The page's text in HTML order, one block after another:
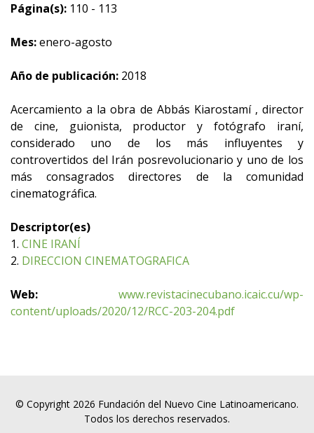
Página(s): 110 - 113
Mes:enero-agosto
Año de publicación: 2018
Acercamiento a la obra de Abbás Kiarostamí , director
de cine, guionista, productor y fotógrafo iraní,
considerado uno de los más influyentes y
controvertidos del Irán posrevolucionario y uno de los
más consagrados directores de la comunidad
cinematográfica.
Descriptor(es)
1. CINE IRANÍ
2. DIRECCION CINEMATOGRAFICA
Web:
www.revistacinecubano.icaic.cu/wp-
content/uploads/2020/12/RCC-203-204.pdf
© Copyright 2026 Fundación del Nuevo Cine Latinoamericano.
Todos los derechos reservados.